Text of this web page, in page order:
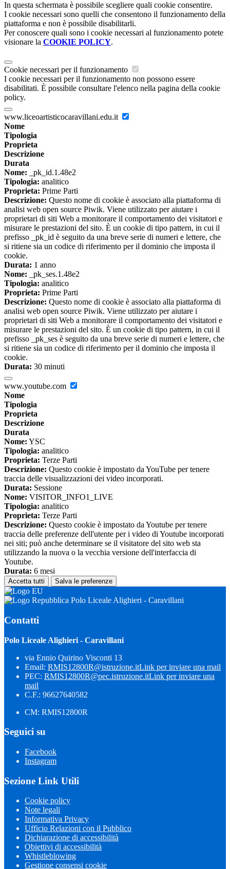
In questa schermata è possibile scegliere quali cookie consentire.
I cookie necessari sono quelli che consentono il funzionamento della
piattaforma e non è possibile disabilitarli.
Per conoscere quali sono i cookie necessari al funzionamento potete
visionare la COOKIE POLICY.
Cookie necessari per il funzionamento
I cookie necessari per il funzionamento non possono essere
disabilitati. È possibile consultare l'elenco nella pagina della cookie
policy.
www.liceoartisticocaravillani.edu.it
Nome
Tipologia
Proprieta
Descrizione
Durata
Nome: _pk_id.1.48e2
Tipologia: analitico
Proprieta: Prime Parti
Descrizione: Questo nome di cookie è associato alla piattaforma di
analisi web open source Piwik. Viene utilizzato per aiutare i
proprietari di siti Web a monitorare il comportamento dei visitatori e
misurare le prestazioni del sito. È un cookie di tipo pattern, in cui il
prefisso _pk_id è seguito da una breve serie di numeri e lettere, che
si ritiene sia un codice di riferimento per il dominio che imposta il
cookie.
Durata: 1 anno
Nome: _pk_ses.1.48e2
Tipologia: analitico
Proprieta: Prime Parti
Descrizione: Questo nome di cookie è associato alla piattaforma di
analisi web open source Piwik. Viene utilizzato per aiutare i
proprietari di siti Web a monitorare il comportamento dei visitatori e
misurare le prestazioni del sito. È un cookie di tipo pattern, in cui il
prefisso _pk_ses è seguito da una breve serie di numeri e lettere, che
si ritiene sia un codice di riferimento per il dominio che imposta il
cookie.
Durata: 30 minuti
www.youtube.com
Nome
Tipologia
Proprieta
Descrizione
Durata
Nome: YSC
Tipologia: analitico
Proprieta: Terze Parti
Descrizione: Questo cookie è impostato da YouTube per tenere
traccia delle visualizzazioni dei video incorporati.
Durata: Sessione
Nome: VISITOR_INFO1_LIVE
Tipologia: analitico
Proprieta: Terze Parti
Descrizione: Questo cookie è impostato da Youtube per tenere
traccia delle preferenze dell'utente per i video di Youtube incorporati
nei siti; può anche determinare se il visitatore del sito web sta
utilizzando la nuova o la vecchia versione dell'interfaccia di
Youtube.
Durata: 6 mesi
Accetta tutti Salva le preferenze
Polo Liceale Alighieri - Caravillani
Contatti
Polo Liceale Alighieri - Caravillani
via Ennio Quirino Visconti 13
Email: RMIS12800R@istruzione.itLink per inviare una mail
PEC: RMIS12800R@pec.istruzione.itLink per inviare una
mail
C.F.: 96627640582
CM: RMIS12800R
Seguici su
Facebook
Instagram
Sezione Link Utili
Cookie policy
Note legali
Informativa Privacy
Ufficio Relazioni con il Pubblico
Dichiarazione di accessibilità
Obiettivi di accessibilità
Whistleblowing
Gestione consensi cookie